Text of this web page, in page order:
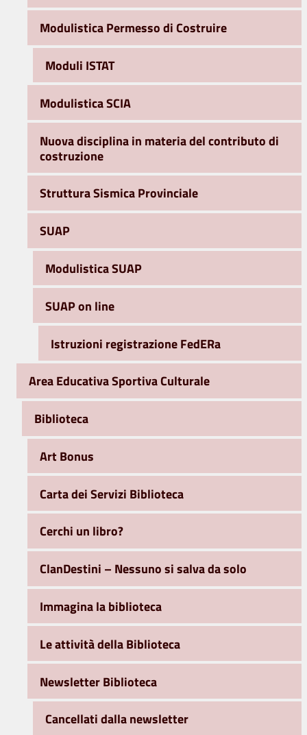
Modulistica Permesso di Costruire
Moduli ISTAT
Modulistica SCIA
Nuova disciplina in materia del contributo di
costruzione
Struttura Sismica Provinciale
SUAP
Modulistica SUAP
SUAP on line
Istruzioni registrazione FedERa
Area Educativa Sportiva Culturale
Biblioteca
Art Bonus
Carta dei Servizi Biblioteca
Cerchi un libro?
ClanDestini – Nessuno si salva da solo
Immagina la biblioteca
Le attività della Biblioteca
Newsletter Biblioteca
Cancellati dalla newsletter